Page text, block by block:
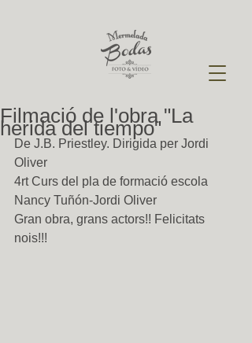
Filmació de l'obra "La
herida del tiempo"
De J.B. Priestley. Dirigida per Jordi
Oliver
4rt Curs del pla de formació escola
Nancy Tuñón-Jordi Oliver
Gran obra, grans actors!! Felicitats
nois!!!